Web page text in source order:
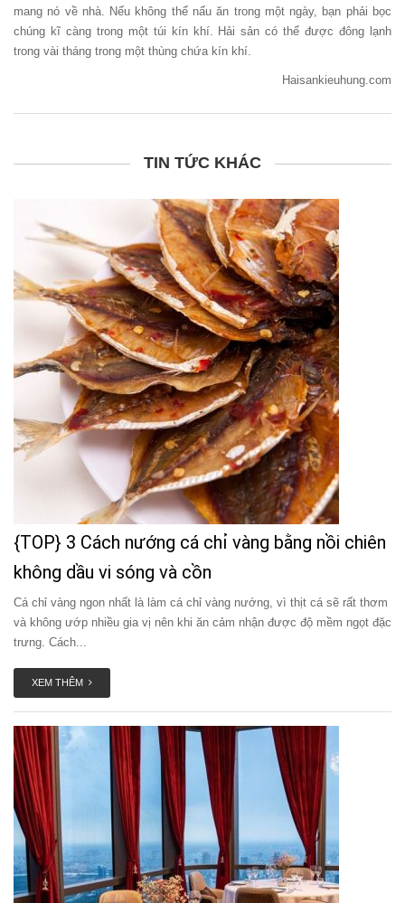
mang nó về nhà. Nếu không thể nấu ăn trong một ngày, bạn phải bọc
chúng kĩ càng trong một túi kín khí. Hải sản có thể được đông lạnh
trong vài tháng trong một thùng chứa kín khí.
Haisankieuhung.com
TIN TỨC KHÁC
{TOP} 3 Cách nướng cá chỉ vàng bằng nồi chiên
không dầu vi sóng và cồn
Cá chỉ vàng ngon nhất là làm cá chỉ vàng nướng, vì thịt cá sẽ rất thơm
và không ướp nhiều gia vị nên khi ăn cảm nhận được độ mềm ngọt đặc
trưng. Cách...
XEM THÊM